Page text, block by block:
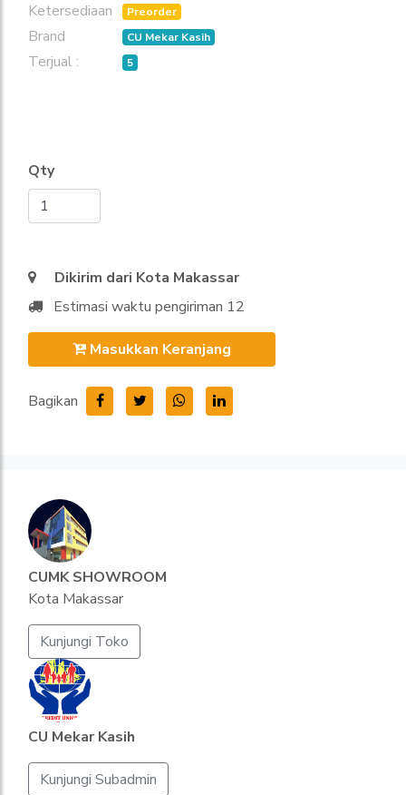
Ketersediaan
Preorder
Brand CU Mekar Kasih
Terjual : 5
Qty
Dikirim dari Kota Makassar
Estimasi waktu pengiriman 12
Masukkan Keranjang
Bagikan
CUMK SHOWROOM
Kota Makassar
Kunjungi Toko
CU Mekar Kasih
Kunjungi Subadmin